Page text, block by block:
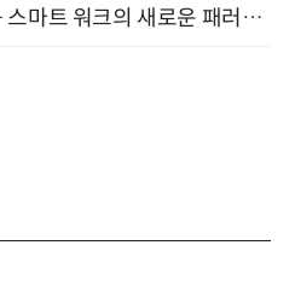
“AI와 함께 일하는 시대 ” - 스마트 워크의 새로운 패러다임 (9/11)